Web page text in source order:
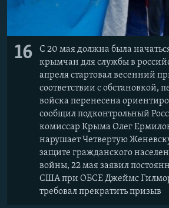
16
С 20 мая должна была
крымчан для службы в
апреля стартовал весенний
соответствии с обстановкой,
войска перенесена
сообщил подконтрольный
комиссар Крыма Олег
нарушает Четвертую
защите гражданского
войны, 22 маязаявил
США при ОБСЕ Джеймс
требовал прекратить призыв